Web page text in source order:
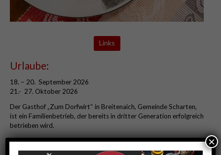
Links
Urlaube:
18. – 20. September 2026
21.- 27. Oktober 2026
Der Gasthof „Zum Dorfwirt“ in Breitenaich, Gemeinde Scharten,
ist ein Familienbetrieb, der bereits in dritter Generation erfolgreich
betrieben wird.
In unserem Gasthaus bieten wir Ihnen bodenständige,
österreichische Küche aufhohem Niveau. Wir legen Wert auf
×